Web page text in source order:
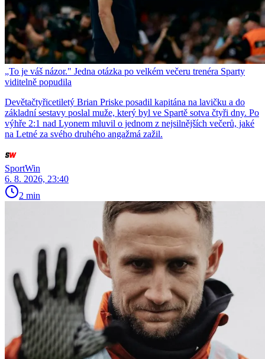
„To je váš názor." Jedna otázka po velkém večeru trenéra Sparty
viditelně popudila
Devětačtyřicetiletý Brian Priske posadil kapitána na lavičku a do
základní sestavy poslal muže, který byl ve Spartě sotva čtyři dny. Po
výhře 2:1 nad Lyonem mluvil o jednom z nejsilnějších večerů, jaké
na Letné za svého druhého angažmá zažil.
SportWin
6. 8. 2026, 23:40
2 min